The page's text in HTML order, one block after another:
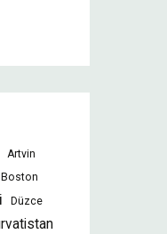
Artvin
Boston
Düzce